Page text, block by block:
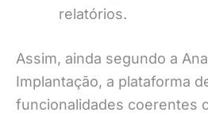
relatórios.
Assim, ainda segundo a
Implantação, a plataforma
funcionalidades coerentes